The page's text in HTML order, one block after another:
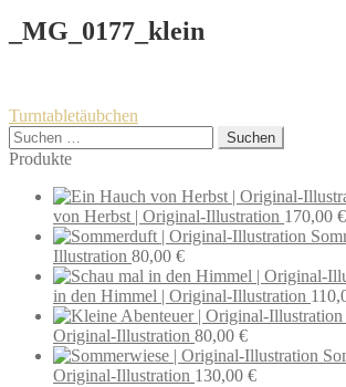
_MG_0177_klein
Turntabletäubchen
Produkte
von Herbst | Original-Illustration 170,00 €
Illustration 80,00 €
in den Himmel | Original-Illustration
Original-Illustration 80,00 €
Original-Illustration 130,00 €